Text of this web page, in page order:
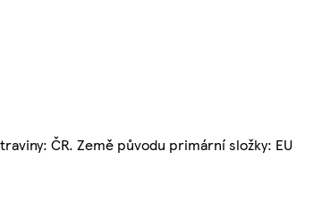
ČR. Země původu primární složky: EU